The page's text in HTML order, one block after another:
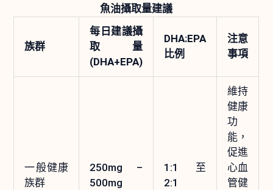
魚油攝取量建議
族群
每日建議攝
取量
(DHA+EPA)
DHA:EPA
比例
注意
事項
一般健康
族群
250mg –
500mg
1:1 至
2:1
維持
健康
功
能，
促進
心血
管健